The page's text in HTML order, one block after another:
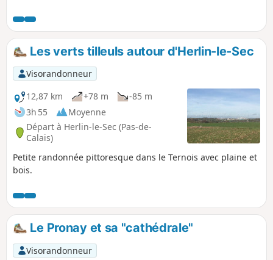
du Bois des Avents jusque Boubers-sur-Canche.
Les verts tilleuls autour d'Herlin-le-Sec
Visorandonneur
12,87 km
+78 m
-85 m
3h 55
Moyenne
Départ à Herlin-le-Sec (Pas-de-
Calais)
Petite randonnée pittoresque dans le Ternois avec plaine et
bois.
Le Pronay et sa "cathédrale"
Visorandonneur